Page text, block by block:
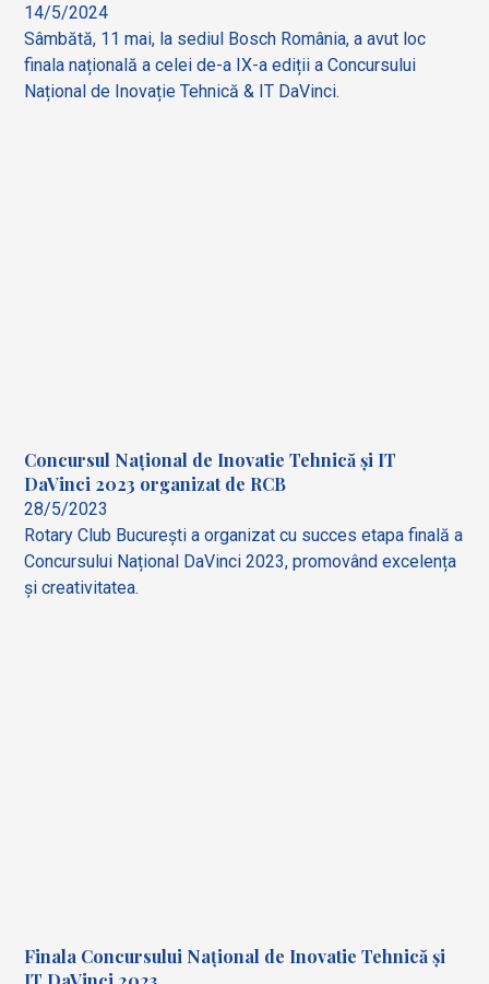
14/5/2024
Sâmbătă, 11 mai, la sediul Bosch România, a avut loc
finala națională a celei de-a IX-a ediții a Concursului
Național de Inovație Tehnică & IT DaVinci.
Concursul Național de Inovatie Tehnică și IT
DaVinci 2023 organizat de RCB
28/5/2023
Rotary Club București a organizat cu succes etapa finală a
Concursului Național DaVinci 2023, promovând excelența
și creativitatea.
Finala Concursului Național de Inovatie Tehnică și